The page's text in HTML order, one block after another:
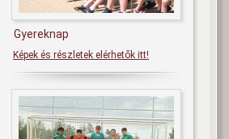
Gyereknap
Képek és részletek elérhetők itt!